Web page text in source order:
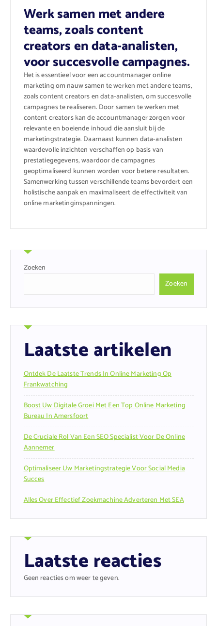
Werk samen met andere
teams, zoals content
creators en data-analisten,
voor succesvolle campagnes.
Het is essentieel voor een accountmanager online
marketing om nauw samen te werken met andere teams,
zoals content creators en data-analisten, om succesvolle
campagnes te realiseren. Door samen te werken met
content creators kan de accountmanager zorgen voor
relevante en boeiende inhoud die aansluit bij de
marketingstrategie. Daarnaast kunnen data-analisten
waardevolle inzichten verschaffen op basis van
prestatiegegevens, waardoor de campagnes
geoptimaliseerd kunnen worden voor betere resultaten.
Samenwerking tussen verschillende teams bevordert een
holistische aanpak en maximaliseert de effectiviteit van
online marketinginspanningen.
Zoeken
Zoeken
Laatste artikelen
Ontdek De Laatste Trends In Online Marketing Op
Frankwatching
Boost Uw Digitale Groei Met Een Top Online Marketing
Bureau In Amersfoort
De Cruciale Rol Van Een SEO Specialist Voor De Online
Aannemer
Optimaliseer Uw Marketingstrategie Voor Social Media
Succes
Alles Over Effectief Zoekmachine Adverteren Met SEA
Laatste reacties
Geen reacties om weer te geven.